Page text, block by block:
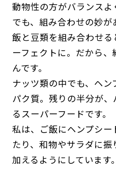
動物性の方がバランスよ
でも、組み合わせの妙
飯と豆類を組み合わせ
ーフェクトに。だから
んです。
ナッツ類の中でも、ヘ
パク質。残りの半分が
るスーパーフードです。
私は、ご飯にヘンプシ
たり、和物やサラダに
加えるようにしています。